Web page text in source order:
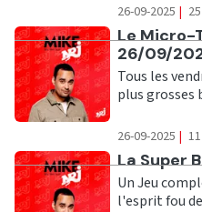
26-09-2025 |
Ecouter
Le Micro-
26/09/
Tous les
plus grosses
26-09-2025 |
Ecouter
La Super
Un Jeu
l'esprit fou